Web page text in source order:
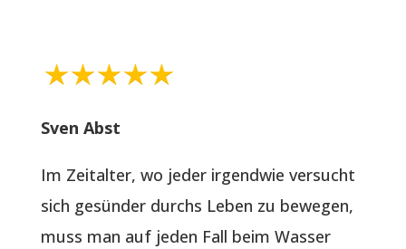
Sven Abst
Im Zeitalter, wo jeder irgendwie versucht
sich gesünder durchs Leben zu bewegen,
muss man auf jeden Fall beim Wasser